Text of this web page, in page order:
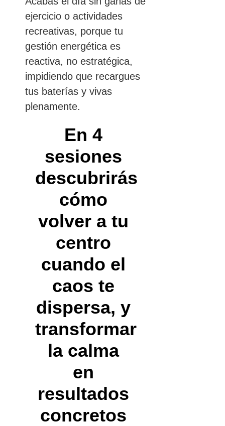
ejercicio o actividades
recreativas, porque tu
gestión energética es
reactiva, no estratégica,
impidiendo que recargues
tus baterías y vivas
plenamente.
En 4
sesiones
descubrirás
cómo
volver a tu
centro
cuando el
caos te
dispersa, y
transformar
la calma
en
resultados
concretos